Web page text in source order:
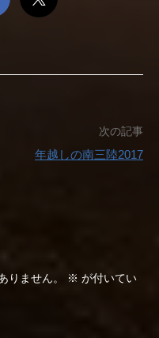
次の記事
年越しの南三陸2017
りません。 ※ が付いてい